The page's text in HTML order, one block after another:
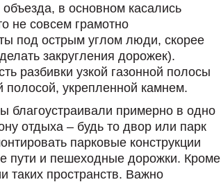
в основном касались
не совсем грамотно
под острым углом люди, скорее
закругления дорожек).
разбивки узкой газонной полосы
укрепленной камнем.
благоустраивали примерно в одно
отдыха – будь то двор или парк
парковые конструкции
пути и пешеходные дорожки. Кроме
таких пространств. Важно